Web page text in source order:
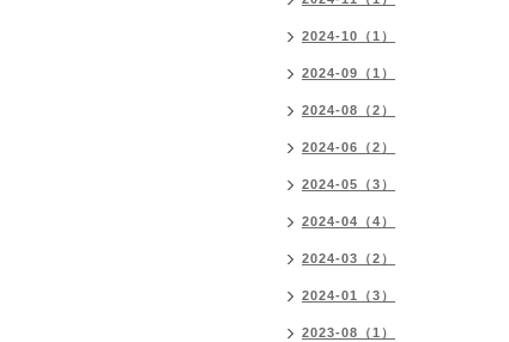
2024-10（1）
2024-09（1）
2024-08（2）
2024-06（2）
2024-05（3）
2024-04（4）
2024-03（2）
2024-01（3）
2023-08（1）